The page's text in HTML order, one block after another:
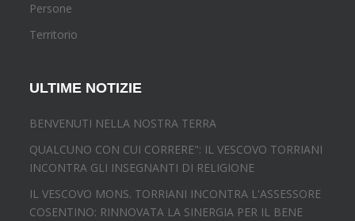
Persone
Territorio
ULTIME NOTIZIE
BENVENUTI NELLA NOSTRA TERRA
QUALCUNO CON CUI CORRERE": IL VESCOVO TORRIANI
INCONTRA GLI INSEGNANTI DI RELIGIONE
IL VESCOVO MONS. TORRIANI INCONTRA L'ASSESSORE
COSENTINO: RINNOVATA LA SINERGIA PER IL BENE